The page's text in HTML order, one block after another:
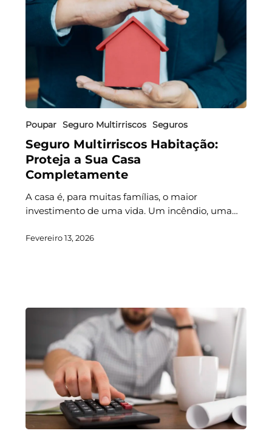
Poupar Seguro Multirriscos Seguros
Seguro Multirriscos Habitação:
Proteja a Sua Casa
Completamente
A casa é, para muitas famílias, o maior
investimento de uma vida. Um incêndio, uma…
Fevereiro 13, 2026